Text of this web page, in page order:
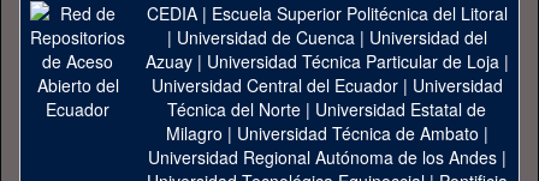
CEDIA| Escuela Superior Politécnica del Litoral
| Universidad de Cuenca| Universidad del
Azuay| Universidad Técnica Particular de Loja|
Universidad Central del Ecuador| Universidad
Técnica del Norte | Universidad Estatal de
Milagro | Universidad Técnica de Ambato |
Universidad Regional Autónoma de los Andes|